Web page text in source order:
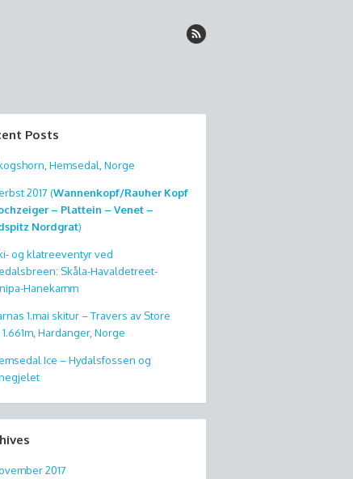
Posts
Hemsedal, Norge
2017 (Wannenkopf/Rauher Kopf
– Plattein – Venet –
Nordgrat)
og klatreeventyr ved
Skåla-Havaldetreet-
Hanekamm
1.mai skitur – Travers av Store
Hardanger, Norge
Ice – Hydalsfossen og
2017